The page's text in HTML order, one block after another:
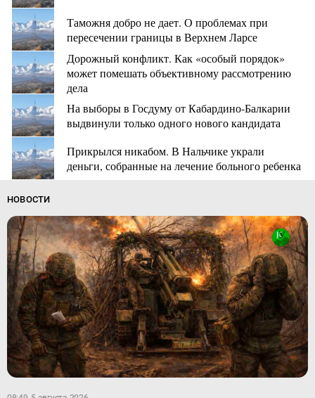
Таможня добро не дает. О проблемах при
пересечении границы в Верхнем Ларсе
Дорожный конфликт. Как «особый порядок»
может помешать объективному рассмотрению
дела
На выборы в Госдуму от Кабардино-Балкарии
выдвинули только одного нового кандидата
Прикрылся никабом. В Нальчике украли
деньги, собранные на лечение больного ребенка
НОВОСТИ